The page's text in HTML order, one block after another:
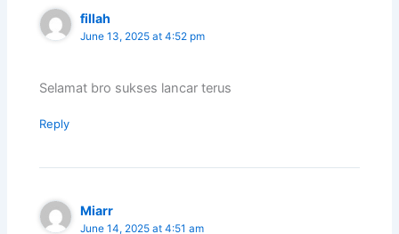
fillah
June 13, 2025 at 4:52 pm
Selamat bro sukses lancar terus
Reply
Miarr
June 14, 2025 at 4:51 am